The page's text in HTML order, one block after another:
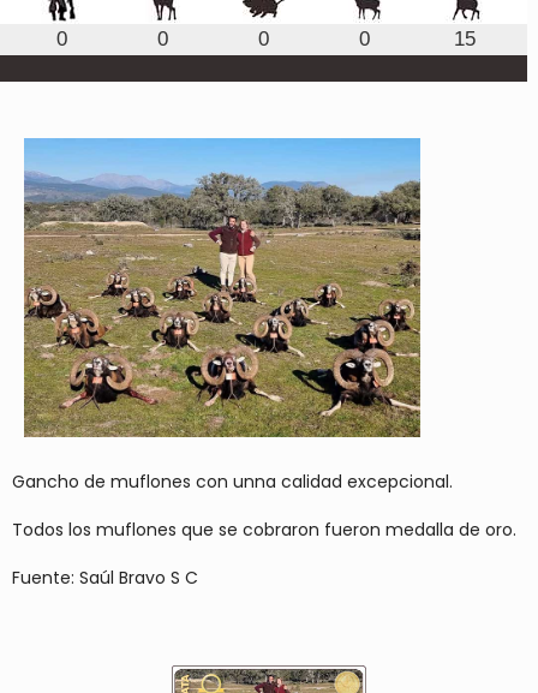
0 0 0 0 15
Gancho de muflones con unna calidad excepcional.
Todos los muflones que se cobraron fueron medalla de oro.
Fuente: Saúl Bravo S C